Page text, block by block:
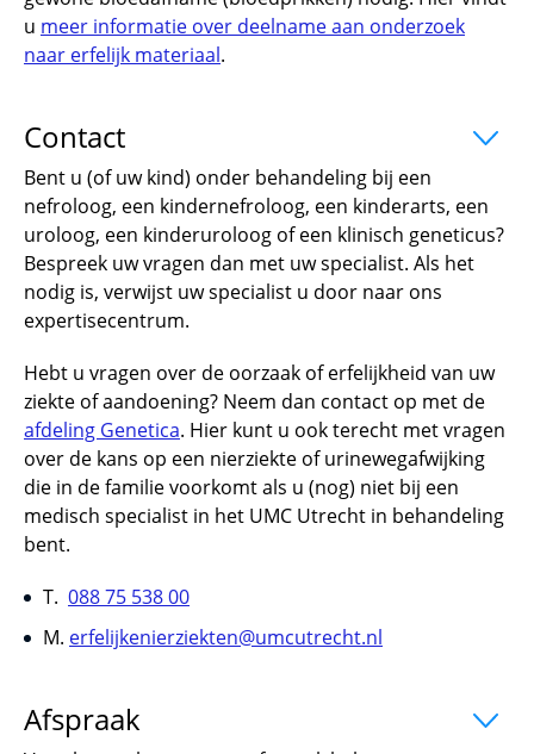
u meer informatie over deelname aan onderzoek
naar erfelijk materiaal.
Contact uitklapper, klik om te openen
Bent u (of uw kind) onder behandeling bij een
nefroloog, een kindernefroloog, een kinderarts, een
uroloog, een kinderuroloog of een klinisch geneticus?
Bespreek uw vragen dan met uw specialist. Als het
nodig is, verwijst uw specialist u door naar ons
expertisecentrum.
Hebt u vragen over de oorzaak of erfelijkheid van uw
ziekte of aandoening? Neem dan contact op met de
afdeling Genetica. Hier kunt u ook terecht met vragen
over de kans op een nierziekte of urinewegafwijking
die in de familie voorkomt als u (nog) niet bij een
medisch specialist in het UMC Utrecht in behandeling
bent.
T. 088 75 538 00
M. erfelijkenierziekten@umcutrecht.nl
Afspraak uitklapper, klik om te openen